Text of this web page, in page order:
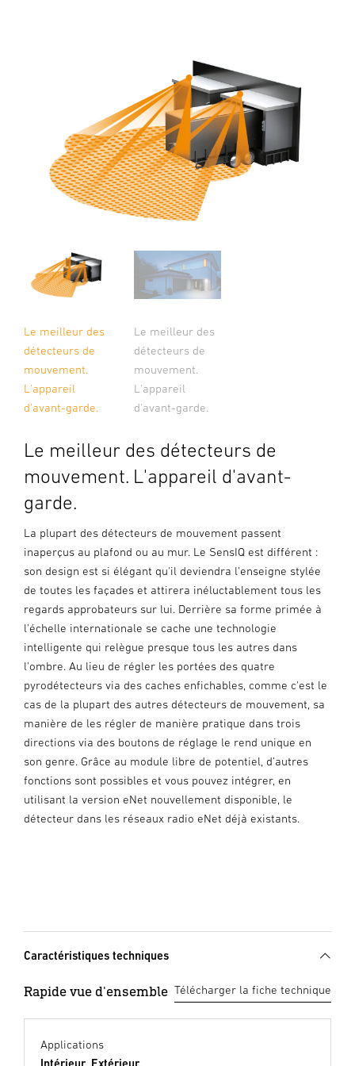
Le meilleur des
détecteurs de
mouvement.
L'appareil
d'avant-garde.
Le meilleur des
détecteurs de
mouvement.
L'appareil
d'avant-garde.
Le meilleur des détecteurs de
mouvement. L'appareil d'avant-
garde.
La plupart des détecteurs de mouvement passent
inaperçus au plafond ou au mur. Le SensIQ est différent :
son design est si élégant qu'il deviendra l'enseigne stylée
de toutes les façades et attirera inéluctablement tous les
regards approbateurs sur lui. Derrière sa forme primée à
l'échelle internationale se cache une technologie
intelligente qui relègue presque tous les autres dans
l'ombre. Au lieu de régler les portées des quatre
pyrodétecteurs via des caches enfichables, comme c'est le
cas de la plupart des autres détecteurs de mouvement, sa
manière de les régler de manière pratique dans trois
directions via des boutons de réglage le rend unique en
son genre. Grâce au module libre de potentiel, d’autres
fonctions sont possibles et vous pouvez intégrer, en
utilisant la version eNet nouvellement disponible, le
détecteur dans les réseaux radio eNet déjà existants.
Caractéristiques techniques
Rapide vue d'ensemble Télécharger la fiche technique
Applications